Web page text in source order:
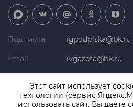
Подписка igpodpiska@bk.ru
Email ivgazeta@bk.ru
Телефон +7 (4932) 41-94-81
Этот сайт использует
технологии (сервис
использовать сайт, Вы даете